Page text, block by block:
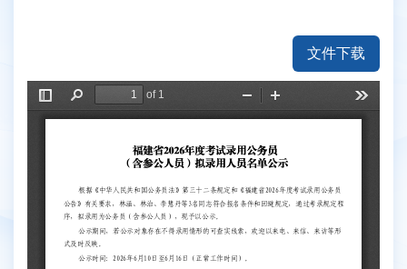
文件下载